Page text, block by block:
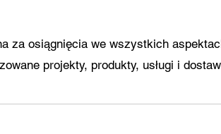
za osiągnięcia we wszystkich
projekty, produkty, usługi i